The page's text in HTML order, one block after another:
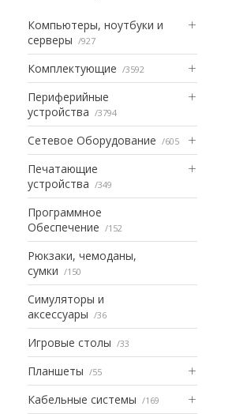
Компьютеры, ноутбуки и
серверы
927
Комплектующие 3592
Периферийные
устройства
3794
Сетевое Оборудование 605
Печатающие
устройства
349
Программное
Обеспечение
152
Рюкзаки, чемоданы,
сумки
150
Симуляторы и
аксессуары
36
Игровые столы 33
Планшеты 55
Кабельные системы 169